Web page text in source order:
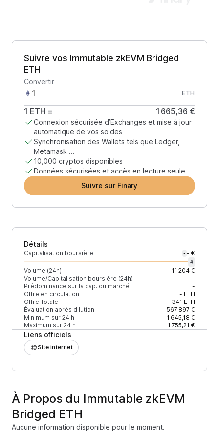
Suivre vos Immutable zkEVM Bridged
ETH
Convertir
ETH
1 ETH = 1 665,36 €
Connexion sécurisée d’Exchanges et mise à jour
automatique de vos soldes
Synchronisation des Wallets tels que Ledger,
Metamask ...
10,000 cryptos disponibles
Données sécurisées et accès en lecture seule
Suivre sur Finary
Détails
Capitalisation boursière - - €
#
Volume (24h)
11 204 €
Volume/Capitalisation boursière (24h)
-
Prédominance sur la cap. du marché
-
Offre en circulation
- ETH
Offre Totale
341 ETH
Évaluation après dilution
567 897 €
Minimum sur 24 h
1 645,18 €
Maximum sur 24 h
1 755,21 €
Liens officiels
Site internet
À Propos du Immutable zkEVM
Bridged ETH
Aucune information disponible pour le moment.